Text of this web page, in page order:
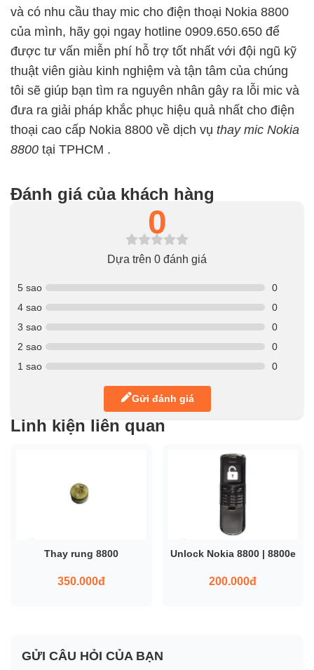
và có nhu cầu thay mic cho điện thoại Nokia 8800
của mình, hãy gọi ngay hotline 0909.650.650 để
được tư vấn miễn phí hỗ trợ tốt nhất với đội ngũ kỹ
thuật viên giàu kinh nghiệm và tận tâm của chúng
tôi sẽ giúp bạn tìm ra nguyên nhân gây ra lỗi mic và
đưa ra giải pháp khắc phục hiệu quả nhất cho điện
thoại cao cấp Nokia 8800 về dịch vụ thay mic Nokia
8800 tại TPHCM .
Đánh giá của khách hàng
0
Dựa trên 0 đánh giá
5 sao
0
4 sao
0
3 sao
0
2 sao
0
1 sao
0
Gửi đánh giá
Linh kiện liên quan
Thay rung 8800
350.000đ
Unlock Nokia 8800 | 8800e
200.000đ
GỬI CÂU HỎI CỦA BẠN